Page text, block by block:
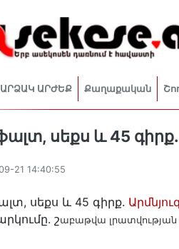
ԱՐԺԵՔ Քաղաքական
սեքս և 45
21 14:40:55
սեքս և 45 գիրք.
շաբաթվա